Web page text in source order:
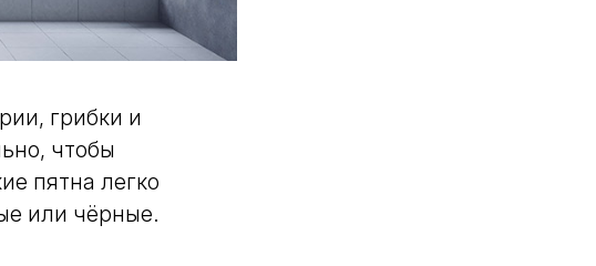
грибки и
чтобы
пятна легко
или чёрные.